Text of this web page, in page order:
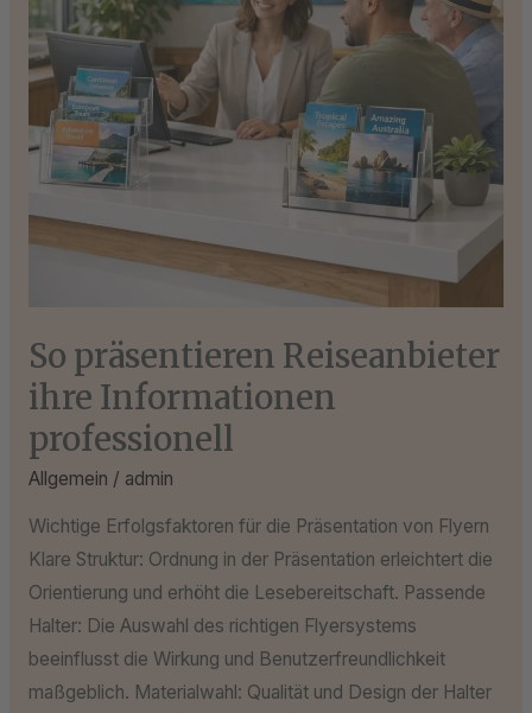
So präsentieren Reiseanbieter
ihre Informationen
professionell
Allgemein / admin
Wichtige Erfolgsfaktoren für die Präsentation von Flyern
Klare Struktur: Ordnung in der Präsentation erleichtert die
Orientierung und erhöht die Lesebereitschaft. Passende
Halter: Die Auswahl des richtigen Flyersystems
beeinflusst die Wirkung und Benutzerfreundlichkeit
maßgeblich. Materialwahl: Qualität und Design der Halter
professionell